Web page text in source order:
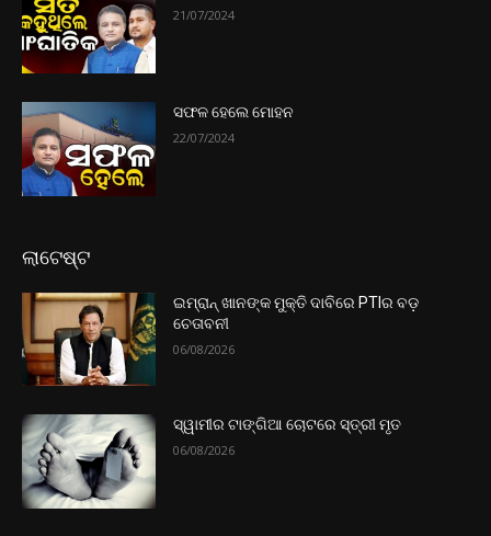
21/07/2024
ସଫଳ ହେଲେ ମୋହନ
22/07/2024
ଲାଟେଷ୍ଟ
ଇମ୍ରାନ୍ ଖାନଙ୍କ ମୁକ୍ତି ଦାବିରେ PTIର ବଡ଼
ଚେତାବନୀ
06/08/2026
ସ୍ୱାମୀର ଟାଙ୍ଗିଆ ଚୋଟରେ ସ୍ତ୍ରୀ ମୃତ
06/08/2026